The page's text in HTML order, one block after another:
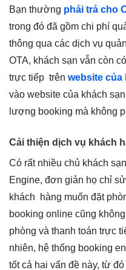
Bạn thường phải trả cho
trong đó đã gồm chi phí
thông qua các dịch vụ
OTA, khách sạn vẫn còn
trực tiếp trên website của
vào website của khách
lượng booking mà không
Cải thiện dịch vụ khách
Có rất nhiều chủ khách
Engine, đơn giản họ chỉ
khách hàng muốn đặt
booking online cũng
phòng và thanh toán trực
nhiên, hệ thống booking
tốt cả hai vấn đề này, từ